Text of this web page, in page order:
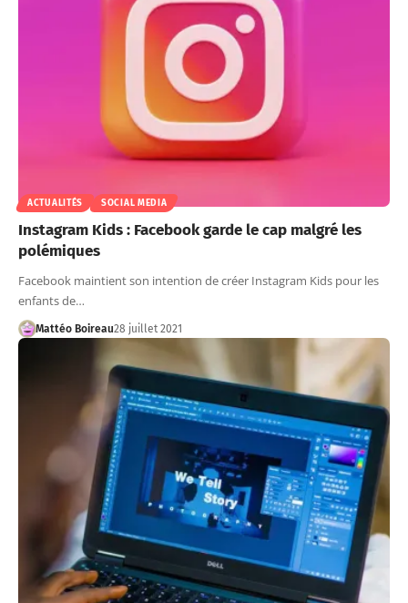
ACTUALITÉS SOCIAL MEDIA
Instagram Kids : Facebook garde le cap malgré les
polémiques
Facebook maintient son intention de créer Instagram Kids pour les
enfants de…
Mattéo Boireau28 juillet 2021